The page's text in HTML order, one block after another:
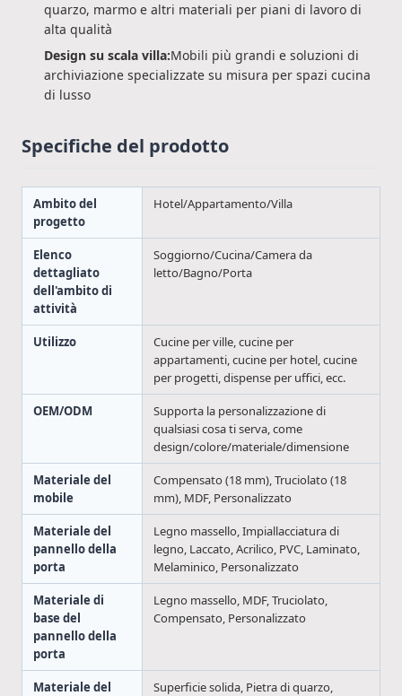
quarzo, marmo e altri materiali per piani di lavoro di
alta qualità
Design su scala villa:Mobili più grandi e soluzioni di
archiviazione specializzate su misura per spazi cucina
di lusso
Specifiche del prodotto
Ambito del
progetto
Hotel/Appartamento/Villa
Elenco
dettagliato
dell'ambito di
attività
Soggiorno/Cucina/Camera da
letto/Bagno/Porta
Utilizzo
Cucine per ville, cucine per
appartamenti, cucine per hotel, cucine
per progetti, dispense per uffici, ecc.
OEM/ODM
Supporta la personalizzazione di
qualsiasi cosa ti serva, come
design/colore/materiale/dimensione
Materiale del
mobile
Compensato (18 mm), Truciolato (18
mm), MDF, Personalizzato
Materiale del
pannello della
porta
Legno massello, Impiallacciatura di
legno, Laccato, Acrilico, PVC, Laminato,
Melaminico, Personalizzato
Materiale di
base del
pannello della
porta
Legno massello, MDF, Truciolato,
Compensato, Personalizzato
Materiale del
Superficie solida, Pietra di quarzo,